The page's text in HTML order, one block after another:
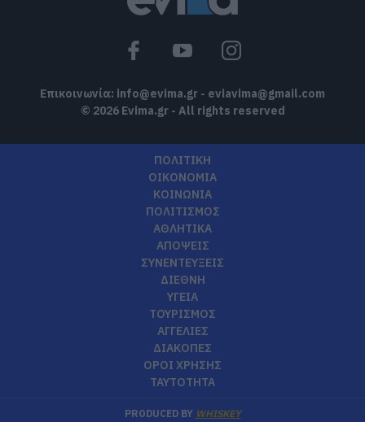
Επικοινωνία: info@evima.gr - eviavima@gmail.com
© 2026 Evima.gr - All rights reserved
ΠΟΛΙΤΙΚΗ
ΟΙΚΟΝΟΜΙΑ
ΚΟΙΝΩΝΙΑ
ΠΟΛΙΤΙΣΜΟΣ
ΑΘΛΗΤΙΚΑ
ΑΠΟΨΕΙΣ
ΣΥΝΕΝΤΕΥΞΕΙΣ
ΔΙΕΘΝΗ
ΥΓΕΙΑ
ΤΟΥΡΙΣΜΟΣ
ΑΓΓΕΛΙΕΣ
ΔΙΑΚΟΠΕΣ
ΟΡΟΙ ΧΡΗΣΗΣ
ΤΑΥΤΟΤΗΤΑ
PRODUCED BY WHISKEY